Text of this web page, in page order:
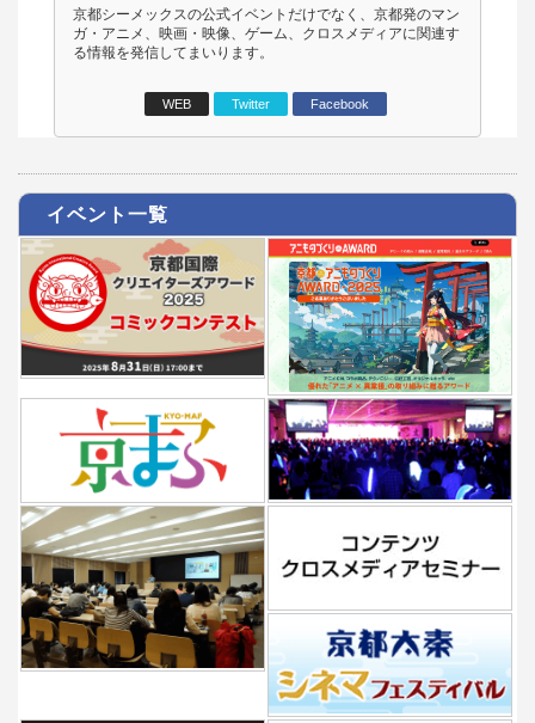
京都シーメックスの公式イベントだけでなく、京都発のマン
ガ・アニメ、映画・映像、ゲーム、クロスメディアに関連す
る情報を発信してまいります。
WEB Twitter Facebook
イベント一覧